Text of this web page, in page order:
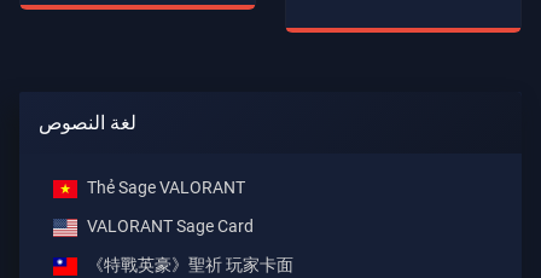
لغة النصوص
Thẻ Sage VALORANT
VALORANT Sage Card
《特戰英豪》聖祈 玩家卡面